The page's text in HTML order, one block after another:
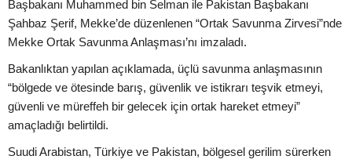
Başbakanı Muhammed bin Selman ile Pakistan Başbakanı
Şahbaz Şerif, Mekke’de düzenlenen “Ortak Savunma Zirvesi”nde
Mekke Ortak Savunma Anlaşması’nı imzaladı.
Bakanlıktan yapılan açıklamada, üçlü savunma anlaşmasının
“bölgede ve ötesinde barış, güvenlik ve istikrarı teşvik etmeyi,
güvenli ve müreffeh bir gelecek için ortak hareket etmeyi”
amaçladığı belirtildi.
Suudi Arabistan, Türkiye ve Pakistan, bölgesel gerilim sürerken